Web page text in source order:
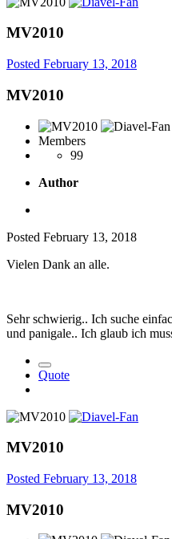
MV2010
Posted February 13, 2018
MV2010
Members
99
Author
Posted February 13, 2018
Vielen Dank an alle.
Sehr schwierig.. Ich suche
und panigale.. Ich glaub ich
Quote
MV2010
Posted February 13, 2018
MV2010